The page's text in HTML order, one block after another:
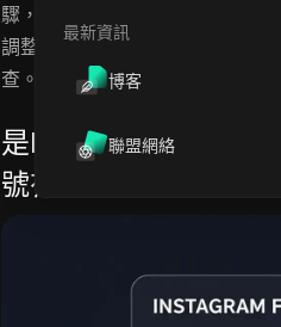
最新資訊
博客
聯盟網絡
驟，讓你釐清狀況，區分正常用
調整內容或成長策略前，你還會以
查。先從判斷這是平台清理的雜
是Instagram現在正
號有問題？